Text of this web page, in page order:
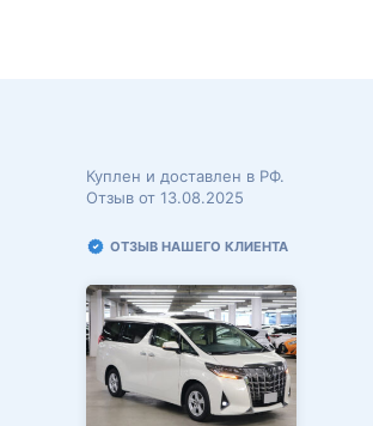
Куплен и доставлен в РФ.
Отзыв от 13.08.2025
ОТЗЫВ НАШЕГО КЛИЕНТА